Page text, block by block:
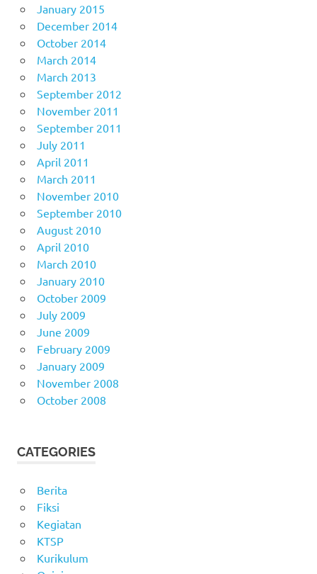
January 2015
December 2014
October 2014
March 2014
March 2013
September 2012
November 2011
September 2011
July 2011
April 2011
March 2011
November 2010
September 2010
August 2010
April 2010
March 2010
January 2010
October 2009
July 2009
June 2009
February 2009
January 2009
November 2008
October 2008
CATEGORIES
Berita
Fiksi
Kegiatan
KTSP
Kurikulum